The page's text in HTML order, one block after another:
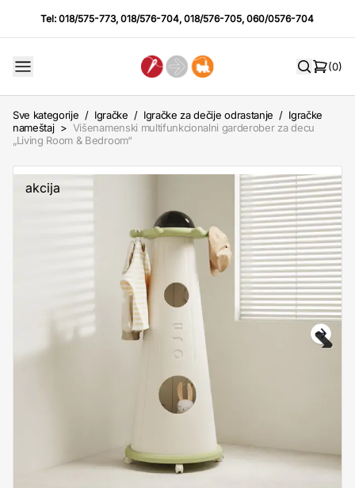
Tel:018/575-773,018/576-704,018/576-705,060/0576-704
(0)
Sve kategorije / Igračke / Igračke za dečije odrastanje / Igračke
nameštaj > Višenamenski multifunkcionalni garderober za decu
„Living Room & Bedroom“
akcija